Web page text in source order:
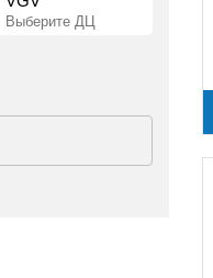
Выберите ДЦ